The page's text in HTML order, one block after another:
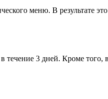
меню. В результате
3 дней. Кроме того,